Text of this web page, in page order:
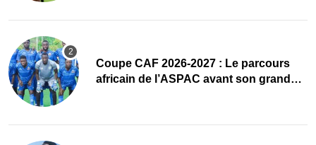
Coupe CAF 2026-2027 : Le parcours
africain de l’ASPAC avant son grand